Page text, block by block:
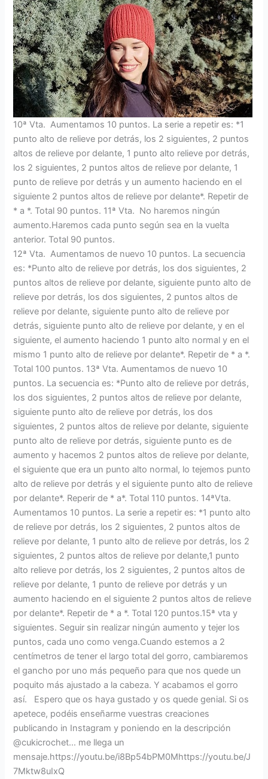
10ª Vta. Aumentamos 10 puntos. La serie a repetir es: *1
punto alto de relieve por detrás, los 2 siguientes, 2 puntos
altos de relieve por delante, 1 punto alto relieve por detrás,
los 2 siguientes, 2 puntos altos de relieve por delante, 1
punto de relieve por detrás y un aumento haciendo en el
siguiente 2 puntos altos de relieve por delante*. Repetir de
* a *. Total 90 puntos. 11ª Vta. No haremos ningún
aumento.Haremos cada punto según sea en la vuelta
anterior. Total 90 puntos.
12ª Vta. Aumentamos de nuevo 10 puntos. La secuencia
es: *Punto alto de relieve por detrás, los dos siguientes, 2
puntos altos de relieve por delante, siguiente punto alto de
relieve por detrás, los dos siguientes, 2 puntos altos de
relieve por delante, siguiente punto alto de relieve por
detrás, siguiente punto alto de relieve por delante, y en el
siguiente, el aumento haciendo 1 punto alto normal y en el
mismo 1 punto alto de relieve por delante*. Repetir de * a *.
Total 100 puntos. 13ª Vta. Aumentamos de nuevo 10
puntos. La secuencia es: *Punto alto de relieve por detrás,
los dos siguientes, 2 puntos altos de relieve por delante,
siguiente punto alto de relieve por detrás, los dos
siguientes, 2 puntos altos de relieve por delante, siguiente
punto alto de relieve por detrás, siguiente punto es de
aumento y hacemos 2 puntos altos de relieve por delante,
el siguiente que era un punto alto normal, lo tejemos punto
alto de relieve por detrás y el siguiente punto alto de relieve
por delante*. Reperir de * a*. Total 110 puntos. 14ªVta.
Aumentamos 10 puntos. La serie a repetir es: *1 punto alto
de relieve por detrás, los 2 siguientes, 2 puntos altos de
relieve por delante, 1 punto alto de relieve por detrás, los 2
siguientes, 2 puntos altos de relieve por delante,1 punto
alto relieve por detrás, los 2 siguientes, 2 puntos altos de
relieve por delante, 1 punto de relieve por detrás y un
aumento haciendo en el siguiente 2 puntos altos de relieve
por delante*. Repetir de * a *. Total 120 puntos.15ª vta y
siguientes. Seguir sin realizar ningún aumento y tejer los
puntos, cada uno como venga.Cuando estemos a 2
centímetros de tener el largo total del gorro, cambiaremos
el gancho por uno más pequeño para que nos quede un
poquito más ajustado a la cabeza. Y acabamos el gorro
así. Espero que os haya gustado y os quede genial. Si os
apetece, podéis enseñarme vuestras creaciones
publicando in Instagram y poniendo en la descripción
@cukicrochet… me llega un
mensaje.https://youtu.be/i8Bp54bPM0Mhttps://youtu.be/J
7Mktw8uIxQ